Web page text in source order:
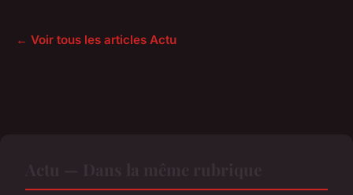
← Voir tous les articles Actu